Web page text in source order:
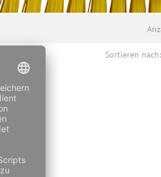
Sortieren nach: